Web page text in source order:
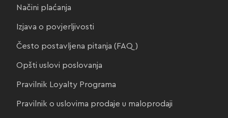
Načini plaćanja
Izjava o povjerljivosti
Često postavljena pitanja (FAQ)
Opšti uslovi poslovanja
Pravilnik Loyalty Programa
Pravilnik o uslovima prodaje u maloprodaji